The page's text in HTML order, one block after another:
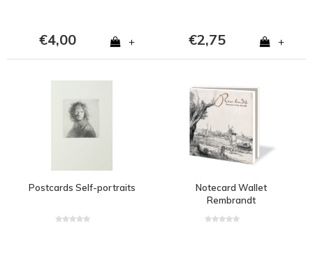
€4,00 + €2,75 +
Postcards Self-portraits
Notecard Wallet
Rembrandt